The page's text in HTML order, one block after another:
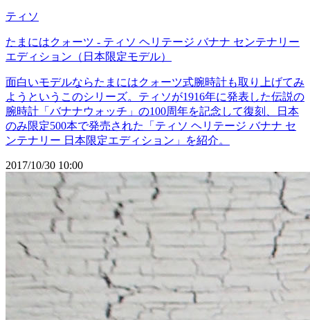
ティソ
たまにはクォーツ - ティソ ヘリテージ バナナ センテナリー
エディション（日本限定モデル）
面白いモデルならたまにはクォーツ式腕時計も取り上げてみ
ようというこのシリーズ。ティソが1916年に発表した伝説の
腕時計「バナナウォッチ」の100周年を記念して復刻、日本
のみ限定500本で発売された「ティソ ヘリテージ バナナ セ
ンテナリー 日本限定エディション」を紹介。
2017/10/30 10:00